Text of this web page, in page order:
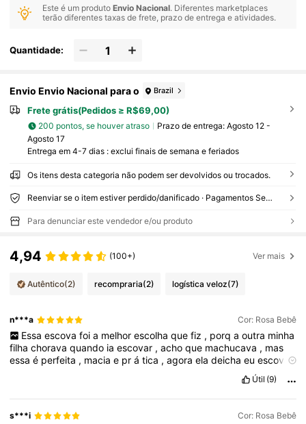
Este é um produtoEnvio Nacional. Diferentes marketplaces
terão diferentes taxas de frete, prazo de entrega e atividades.
Quantidade:
Envio Envio Nacional para o Brazil
Frete grátis(Pedidos ≥ R$69,00)
200 pontos, se houver atraso Prazo de entrega: Agosto 12 -
Agosto 17
Entrega em 4-7 dias : exclui finais de semana e feriados
Os itens desta categoria não podem ser devolvidos ou trocados.
Reenviar se o item estiver perdido/danificado · Pagamentos Seguros · Proteção de privacidade
Para denunciar este vendedor e/ou produto
4,94 (100+) Ver mais
Autêntico(2) recompraria(2) logística veloz(7)
n***a Cor: Rosa Bebê
Essa escova foi a melhor escolha que fiz , porq a outra minha
filhachoravaquando iaescovar ,achoque machucava , mas
essaé perfeita , maciae prática ,agoraeladeichaeuescovar
Útil (9)
s***i Cor: Rosa Bebê